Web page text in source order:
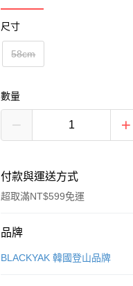
尺寸
58cm
數量
付款與運送方式
超取滿NT$599免運
付款方式
信用卡一次付款
品牌
BLACKYAK 韓國登山品牌